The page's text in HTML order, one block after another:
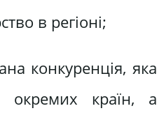
в регіоні;
конкуренція, яка
окремих країн, а